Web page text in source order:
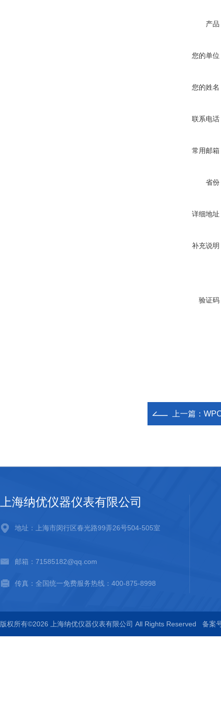
产品
您的单位
您的姓名
联系电话
常用邮箱
省份
详细地址
补充说明
验证码
上一篇：
上海纳优仪器仪表有限公司
地址：上海市闵行区春光路99弄26号504-505室
邮箱：71585182@qq.com
传真：全国统一免费服务热线：400-875-8998
版权所有©2026 上海纳优仪器仪表有限公司 All Rights Reserved 备案